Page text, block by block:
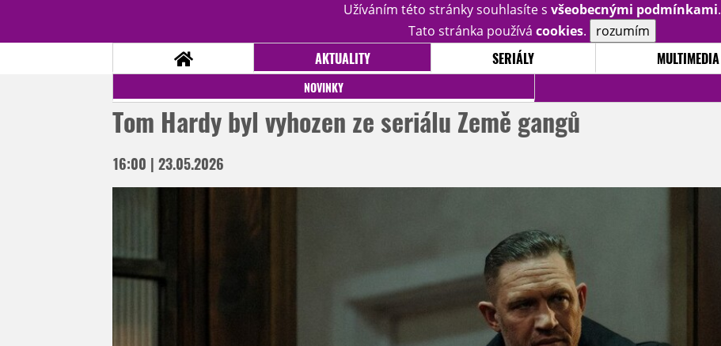
Užíváním této stránky souhlasíte s všeobecnými podmínkami.
Tato stránka používá cookies. rozumím
AKTUALITY SERIÁLY MULTIMEDIA
NOVINKY
Tom Hardy byl vyhozen ze seriálu Země gangů
16:00 | 23.05.2026